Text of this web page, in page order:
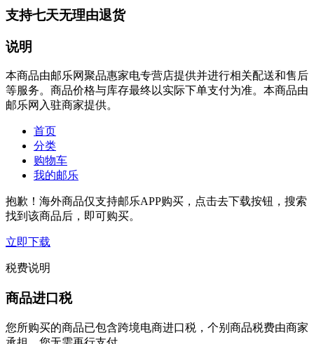
支持七天无理由退货
说明
本商品由邮乐网聚品惠家电专营店提供并进行相关配送和售后
等服务。商品价格与库存最终以实际下单支付为准。本商品由
邮乐网入驻商家提供。
首页
分类
购物车
我的邮乐
抱歉！海外商品仅支持邮乐APP购买，点击去下载按钮，搜索
找到该商品后，即可购买。
立即下载
税费说明
商品进口税
您所购买的商品已包含跨境电商进口税，个别商品税费由商家